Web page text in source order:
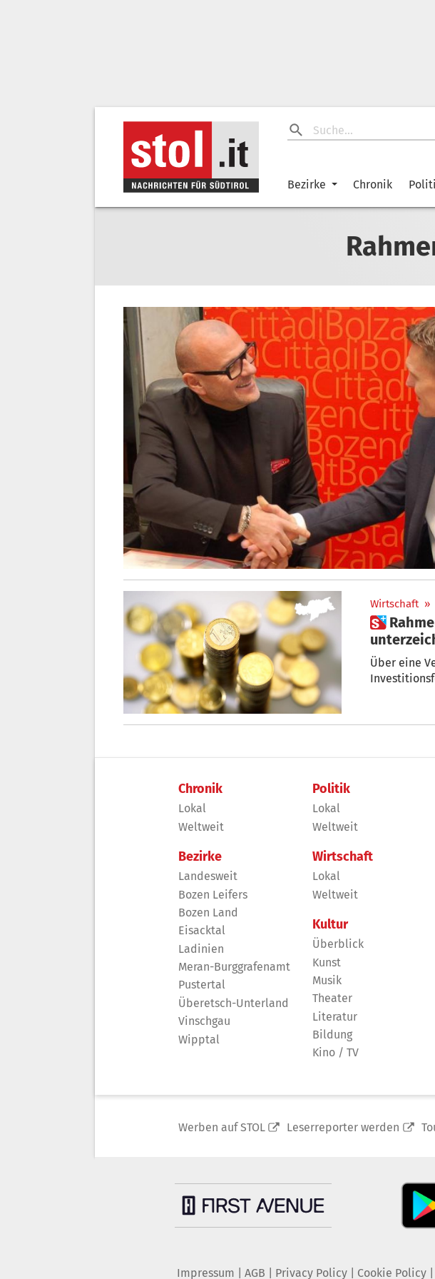
Bezirke Chronik
Wirtschaft »
 Rahmenvereinbarung mit Europäischer Investitionsbank
Über eine
Chronik
Lokal
Weltweit
Bezirke
Landesweit
Bozen Leifers
Bozen Land
Eisacktal
Ladinien
Meran-Burggrafenamt
Pustertal
Überetsch-Unterland
Vinschgau
Wipptal
Politik
Lokal
Weltweit
Wirtschaft
Lokal
Weltweit
Kultur
Überblick
Kunst
Musik
Theater
Literatur
Bildung
Kino / TV
Werben auf STOL Leserreporter werden
Impressum AGB Privacy Policy| Cookie Policy|